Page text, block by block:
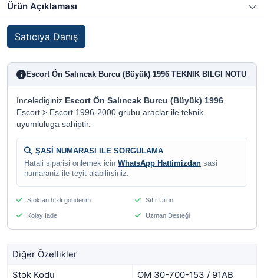
Ürün Açıklaması
Satıcıya Danış
i Escort Ön Salıncak Burcu (Büyük) 1996 TEKNIK BILGI NOTU
Incelediginiz Escort Ön Salıncak Burcu (Büyük) 1996,
Escort > Escort 1996-2000 grubu araclar ile teknik
uyumluluga sahiptir.
ŞASİ NUMARASI ILE SORGULAMA
Hatali siparisi onlemek icin WhatsApp Hattimizdan sasi
numaraniz ile teyit alabilirsiniz.
Stoktan hızlı gönderim Sıfır Ürün
Kolay İade Uzman Desteği
Diğer Özellikler
Stok Kodu
OM 30-700-153 / 91AB